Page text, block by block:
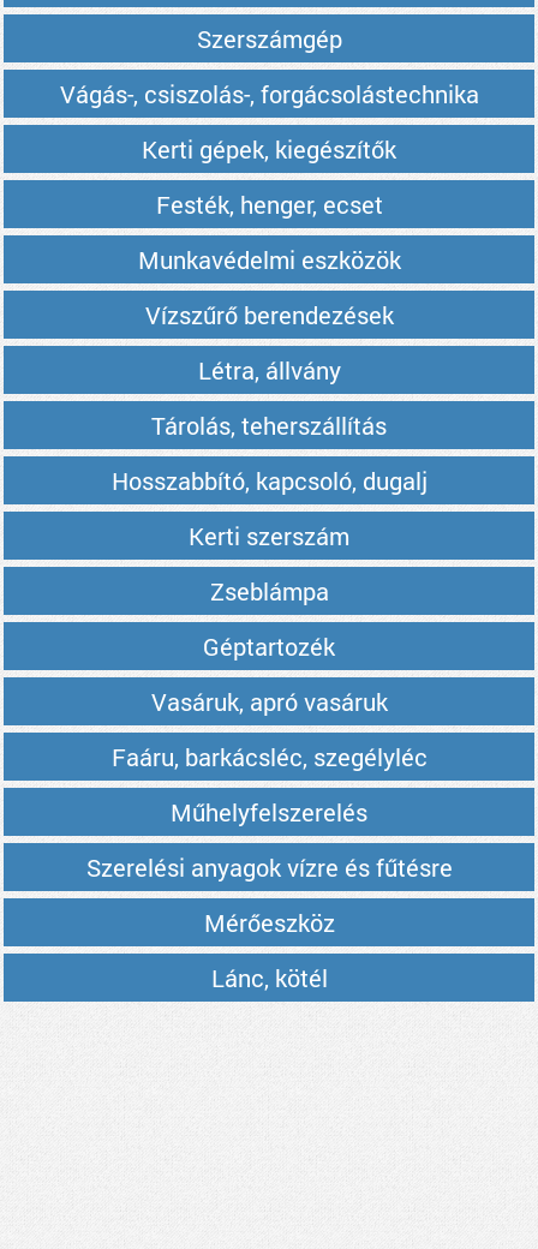
Szerszámgép
Vágás-, csiszolás-, forgácsolástechnika
Kerti gépek, kiegészítők
Festék, henger, ecset
Munkavédelmi eszközök
Vízszűrő berendezések
Létra, állvány
Tárolás, teherszállítás
Hosszabbító, kapcsoló, dugalj
Kerti szerszám
Zseblámpa
Géptartozék
Vasáruk, apró vasáruk
Faáru, barkácsléc, szegélyléc
Műhelyfelszerelés
Szerelési anyagok vízre és fűtésre
Mérőeszköz
Lánc, kötél